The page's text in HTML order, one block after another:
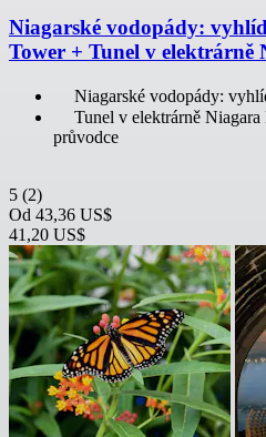
Niagarské vodopády:
Tower + Tunel v elektrárně
Niagarské vodopády:
Tunel v elektrárně
průvodce
5 (2)
Od 43,36 US$
41,20 US$